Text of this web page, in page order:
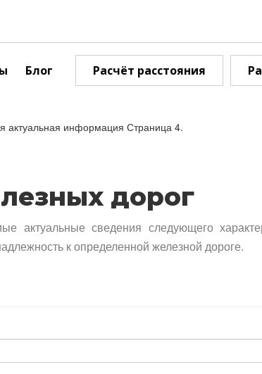
Блог Расчёт расстояния
актуальная информация Страница 4.
дорог
актуальные сведения следующего
к определенной железной дороге.